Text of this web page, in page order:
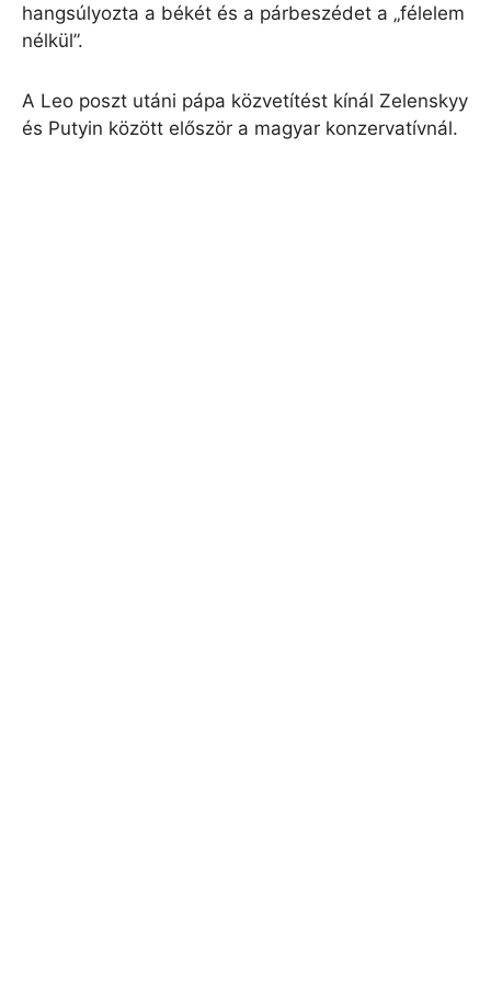
hangsúlyozta a békét és a párbeszédet a „félelem
nélkül”.
A Leo poszt utáni pápa közvetítést kínál Zelenskyy
és Putyin között először a magyar konzervatívnál.